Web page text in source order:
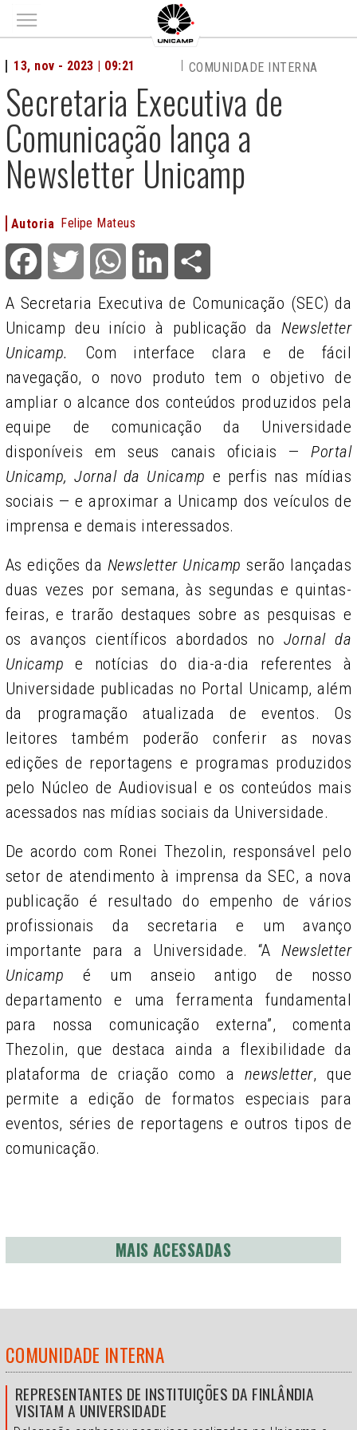
Main menu
Secretaria Executiva de
Comunicação lança a
Newsletter Unicamp
13, nov - 2023 | 09:21 COMUNIDADE INTERNA
Autoria Felipe Mateus
Facebook Twitter WhatsApp LinkedIn
A Secretaria Executiva de Comunicação (SEC) da
Unicamp deu início à publicação daNewsletter
Unicamp. Com interface clara e de fácil
navegação, o novo produto tem o objetivo de
ampliar o alcance dos conteúdos produzidos pela
equipe de comunicação da Universidade
disponíveis em seus canais oficiais —Portal
Unicamp, Jornal da Unicamp e perfis nas mídias
sociais — e aproximar a Unicamp dos veículos de
imprensa e demais interessados.
As edições da Newsletter Unicamp serão lançadas
duas vezes por semana, às segundas e quintas-
feiras, e trarão destaques sobre as pesquisas e
os avanços científicos abordados no Jornal da
Unicamp e notícias do dia-a-dia referentes à
Universidade publicadas no Portal Unicamp, além
da programação atualizada de eventos. Os
leitores também poderão conferir as novas
edições de reportagens e programas produzidos
pelo Núcleo de Audiovisual e os conteúdos mais
acessados nas mídias sociais da Universidade.
De acordo com Ronei Thezolin, responsável pelo
setor de atendimento à imprensa da SEC, a nova
publicação é resultado do empenho de vários
profissionais da secretaria e um avanço
importante para a Universidade. “ANewsletter
Unicamp é um anseio antigo de nosso
departamento e uma ferramenta fundamental
para nossa comunicação externa”, comenta
Thezolin, que destaca ainda a flexibilidade da
plataforma de criação como a newsletter, que
permite a edição de formatos especiais para
eventos, séries de reportagens e outros tipos de
comunicação.
MAIS ACESSADAS
COMUNIDADE INTERNA
REPRESENTANTES DE INSTITUIÇÕES DA FINLÂNDIA
VISITAM A UNIVERSIDADE